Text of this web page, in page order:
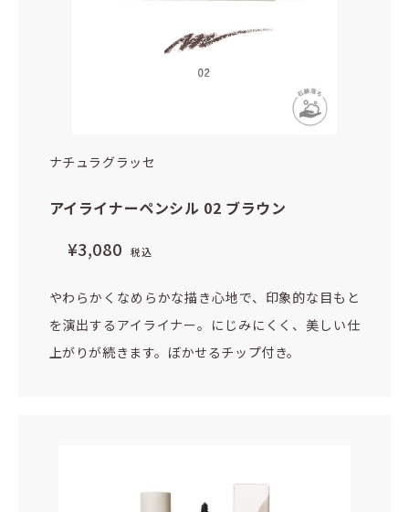
ナチュラグラッセ
アイライナーペンシル 02 ブラウン
¥3,080 税込
やわらかくなめらかな描き心地で、印象的な目もと
を演出するアイライナー。にじみにくく、美しい仕
上がりが続きます。ぼかせるチップ付き。